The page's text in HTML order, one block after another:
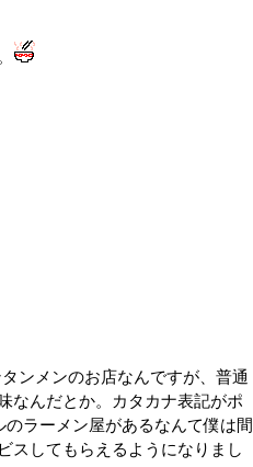
ンメンのお店なんですが、普通
なんだとか。カタカナ表記がポ
ラーメン屋があるなんて僕は間
スしてもらえるようになりまし